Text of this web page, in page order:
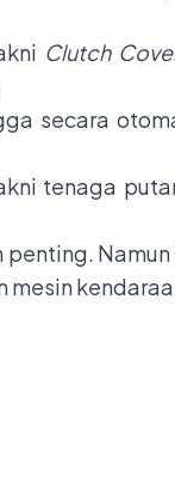
Clutch
secara
tenaga
mesin